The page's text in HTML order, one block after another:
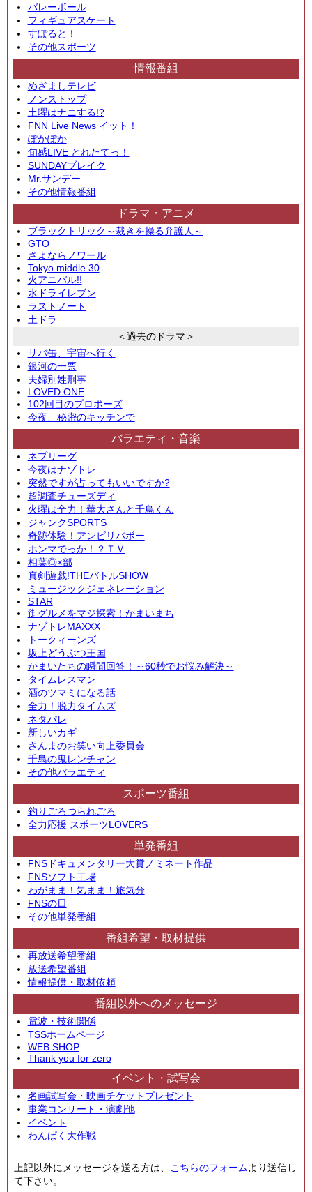
バレーボール
フィギュアスケート
すぽると！
その他スポーツ
情報番組
めざましテレビ
ノンストップ
土曜はナニする!?
FNN Live News イット！
ぽかぽか
旬感LIVE とれたてっ！
SUNDAYブレイク
Mr.サンデー
その他情報番組
ドラマ・アニメ
ブラックトリック～裁きを操る弁護人～
GTO
さよならノワール
Tokyo middle 30
火アニバル!!
水ドライレブン
ラストノート
土ドラ
＜過去のドラマ＞
サバ缶、宇宙へ行く
銀河の一票
夫婦別姓刑事
LOVED ONE
102回目のプロポーズ
今夜、秘密のキッチンで
バラエティ・音楽
ネプリーグ
今夜はナゾトレ
突然ですが占ってもいいですか?
超調査チューズディ
火曜は全力！華大さんと千鳥くん
ジャンクSPORTS
奇跡体験！アンビリバボー
ホンマでっか！？ＴＶ
相葉◎×部
真剣遊戯!THEバトルSHOW
ミュージックジェネレーション
STAR
街グルメをマジ探索！かまいまち
ナゾトレMAXXX
トークィーンズ
坂上どうぶつ王国
かまいたちの瞬間回答！～60秒でお悩み解決～
タイムレスマン
酒のツマミになる話
全力！脱力タイムズ
ネタパレ
新しいカギ
さんまのお笑い向上委員会
千鳥の鬼レンチャン
その他バラエティ
スポーツ番組
釣りごろつられごろ
全力応援 スポーツLOVERS
単発番組
FNSドキュメンタリー大賞ノミネート作品
FNSソフト工場
わがまま！気まま！旅気分
FNSの日
その他単発番組
番組希望・取材提供
再放送希望番組
放送希望番組
情報提供・取材依頼
番組以外へのメッセージ
電波・技術関係
TSSホームページ
WEB SHOP
Thank you for zero
イベント・試写会
名画試写会・映画チケットプレゼント
事業コンサート・演劇他
イベント
わんぱく大作戦
上記以外にメッセージを送る方は、 こちらのフォームより送信し
て下さい。